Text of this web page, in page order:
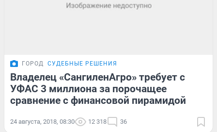
ГОРОД СУДЕБНЫЕ РЕШЕНИЯ
Владелец «СангиленАгро» требует с
УФАС 3 миллиона за порочащее
сравнение с финансовой пирамидой
24 августа, 2018, 08:30 12 318 36